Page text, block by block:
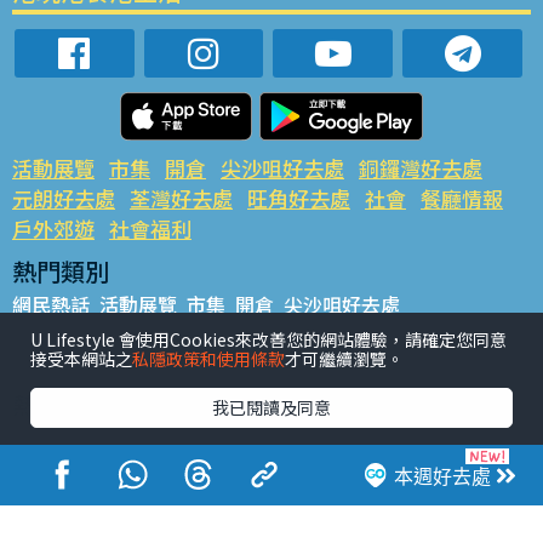
本週好去處
活動展覽 市集 開倉 尖沙咀好去處 銅鑼灣好去處
元朗好去處 荃灣好去處 旺角好去處 社會 餐廳情報
戶外郊遊 社會福利
熱門類別
網民熱話 活動展覽 市集 開倉 尖沙咀好去處
銅鑼灣好去處 元朗好去處 荃灣好去處 旺角好去處 社會
餐廳情報 戶外郊遊
熱門標籤
#UGO搵好去處 #人氣活動推介 #美食社群熱話
#親子玩樂好去處
#ULifestyle應用程式
#限時搶
#UJetso禮物放送
#ULifestyle商戶中心 #著數 #網絡熱話
U Lifestyle 會使用Cookies來改善您的網站體驗，請確定您同意
接受本網站之私隱政策和使用條款才可繼續瀏覽。
我已閱讀及同意